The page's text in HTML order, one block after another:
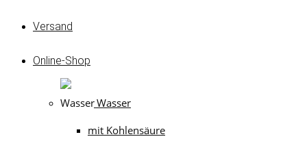
Versand
Online-Shop
Wasser
mit Kohlensäure